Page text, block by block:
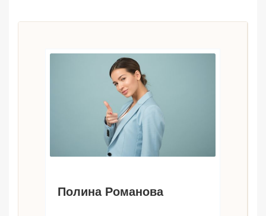
Полина Романова